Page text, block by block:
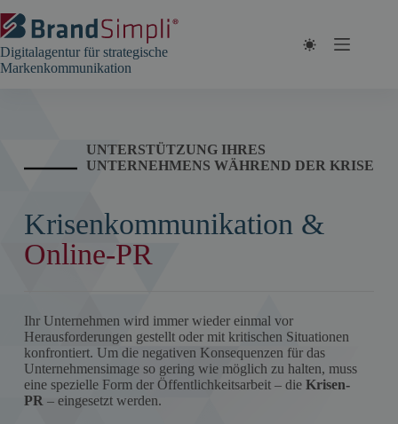
Inhalt
springen
Digitalagentur für strategische
Markenkommunikation
UNTERSTÜTZUNG IHRES
UNTERNEHMENS WÄHREND DER KRISE
Krisenkommunikation &
Online-PR
Ihr Unternehmen wird immer wieder einmal vor
Herausforderungen gestellt oder mit kritischen Situationen
konfrontiert. Um die negativen Konsequenzen für das
Unternehmensimage so gering wie möglich zu halten, muss
eine spezielle Form der Öffentlichkeitsarbeit – die Krisen-
PR – eingesetzt werden.